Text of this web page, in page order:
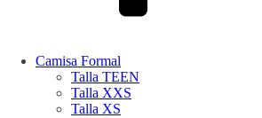
Camisa Formal
Talla TEEN
Talla XXS
Talla XS